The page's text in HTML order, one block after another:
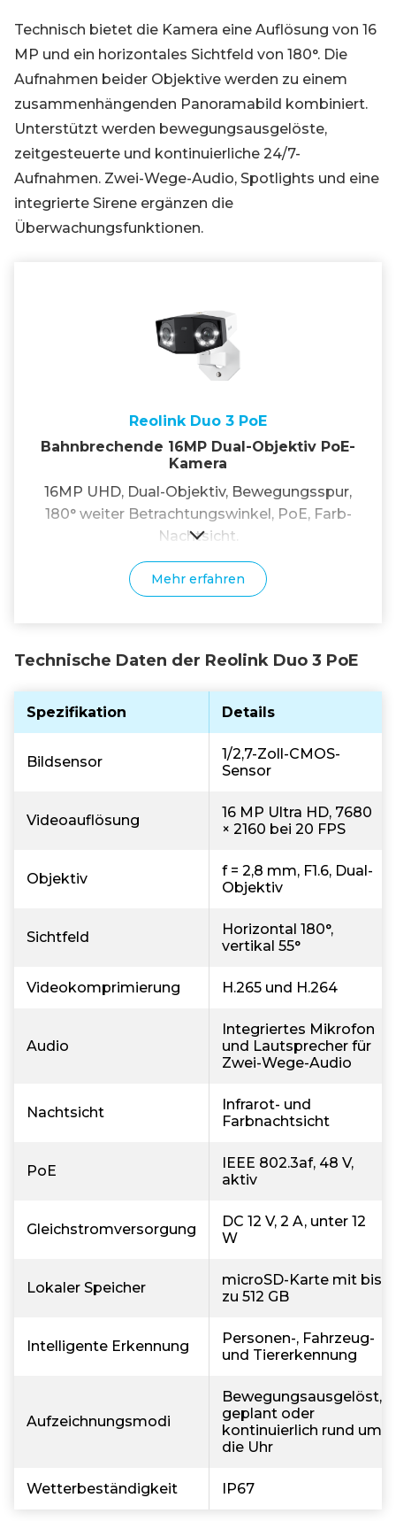
Technisch bietet die Kamera eine Auflösung von 16
MP und ein horizontales Sichtfeld von 180°. Die
Aufnahmen beider Objektive werden zu einem
zusammenhängenden Panoramabild kombiniert.
Unterstützt werden bewegungsausgelöste,
zeitgesteuerte und kontinuierliche 24/7-
Aufnahmen. Zwei-Wege-Audio, Spotlights und eine
integrierte Sirene ergänzen die
Überwachungsfunktionen.
Reolink Duo 3 PoE
Bahnbrechende 16MP Dual-Objektiv PoE-
Kamera
16MP UHD, Dual-Objektiv, Bewegungsspur,
180° weiter Betrachtungswinkel, PoE, Farb-
Nachtsicht.
Mehr erfahren
Technische Daten der Reolink Duo 3 PoE
Spezifikation Details
Bildsensor
1/2,7-Zoll-CMOS-
Sensor
Videoauflösung
16 MP Ultra HD, 7680
× 2160 bei 20 FPS
Objektiv
f = 2,8 mm, F1.6, Dual-
Objektiv
Sichtfeld
Horizontal 180°,
vertikal 55°
Videokomprimierung H.265 und H.264
Audio
Integriertes Mikrofon
und Lautsprecher für
Zwei-Wege-Audio
Nachtsicht
Infrarot- und
Farbnachtsicht
PoE
IEEE 802.3af, 48 V,
aktiv
Gleichstromversorgung
DC 12 V, 2 A, unter 12
W
Lokaler Speicher
microSD-Karte mit bis
zu 512 GB
Intelligente Erkennung
Personen-, Fahrzeug-
und Tiererkennung
Aufzeichnungsmodi
Bewegungsausgelöst,
geplant oder
kontinuierlich rund um
die Uhr
Wetterbeständigkeit IP67